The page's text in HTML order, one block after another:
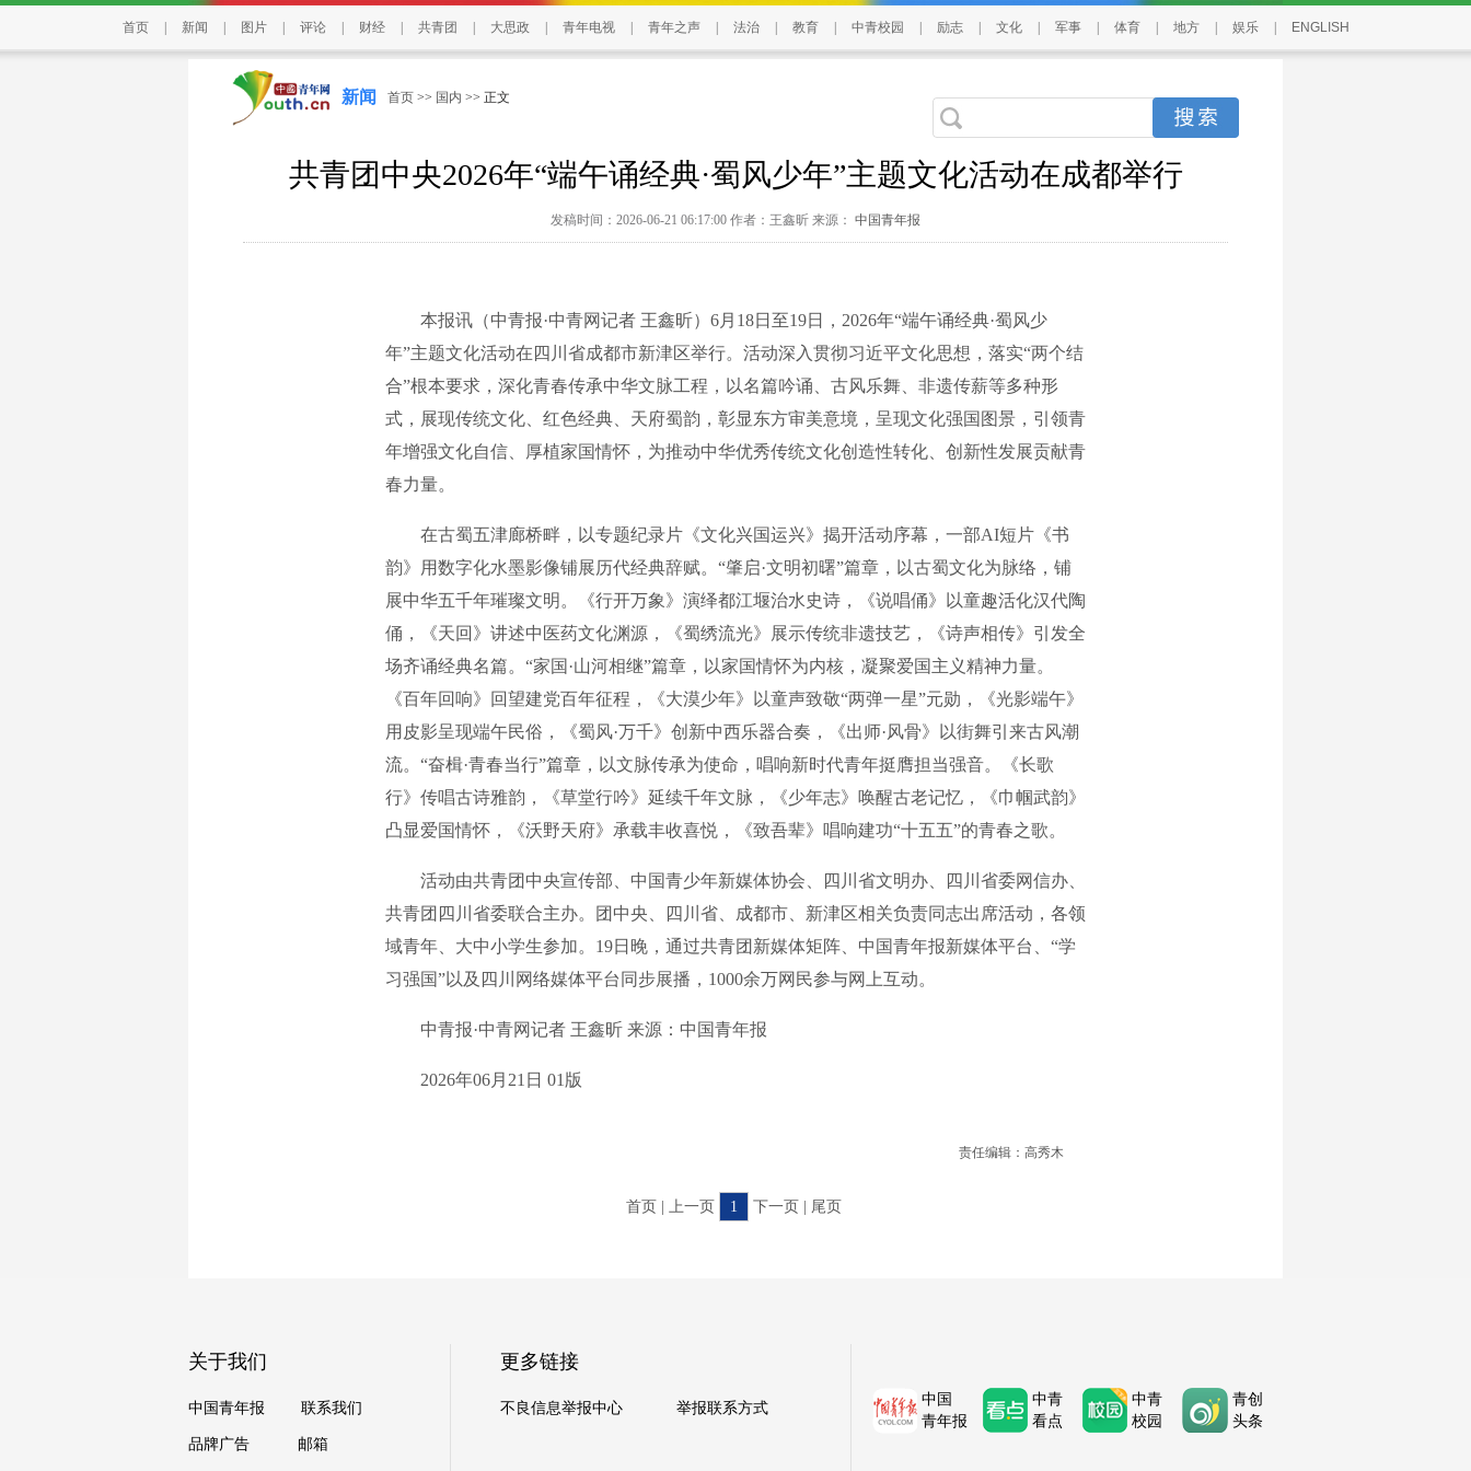
首页 新闻 图片 评论 财经 共青团 大思政 青年电视 青年之声 法治 教育 中青校园 励志 文化 军事 体育 地方 娱乐 ENGLISH
新闻 首页 >> 国内 >> 正文
共青团中央2026年“端午诵经典·蜀风少年”主题文化活动在成都举行
发稿时间：2026-06-21 06:17:00 作者：王鑫昕 来源： 中国青年报
本报讯（中青报·中青网记者 王鑫昕）6月18日至19日，2026年“端午诵经典·蜀风少
年”主题文化活动在四川省成都市新津区举行。活动深入贯彻习近平文化思想，落实“两个结
合”根本要求，深化青春传承中华文脉工程，以名篇吟诵、古风乐舞、非遗传薪等多种形
式，展现传统文化、红色经典、天府蜀韵，彰显东方审美意境，呈现文化强国图景，引领青
年增强文化自信、厚植家国情怀，为推动中华优秀传统文化创造性转化、创新性发展贡献青
春力量。
在古蜀五津廊桥畔，以专题纪录片《文化兴国运兴》揭开活动序幕，一部AI短片《书
韵》用数字化水墨影像铺展历代经典辞赋。“肇启·文明初曙”篇章，以古蜀文化为脉络，铺
展中华五千年璀璨文明。《行开万象》演绎都江堰治水史诗，《说唱俑》以童趣活化汉代陶
俑，《天回》讲述中医药文化渊源，《蜀绣流光》展示传统非遗技艺，《诗声相传》引发全
场齐诵经典名篇。“家国·山河相继”篇章，以家国情怀为内核，凝聚爱国主义精神力量。
《百年回响》回望建党百年征程，《大漠少年》以童声致敬“两弹一星”元勋，《光影端午》
用皮影呈现端午民俗，《蜀风·万千》创新中西乐器合奏，《出师·风骨》以街舞引来古风潮
流。“奋楫·青春当行”篇章，以文脉传承为使命，唱响新时代青年挺膺担当强音。《长歌
行》传唱古诗雅韵，《草堂行吟》延续千年文脉，《少年志》唤醒古老记忆，《巾帼武韵》
凸显爱国情怀，《沃野天府》承载丰收喜悦，《致吾辈》唱响建功“十五五”的青春之歌。
活动由共青团中央宣传部、中国青少年新媒体协会、四川省文明办、四川省委网信办、
共青团四川省委联合主办。团中央、四川省、成都市、新津区相关负责同志出席活动，各领
域青年、大中小学生参加。19日晚，通过共青团新媒体矩阵、中国青年报新媒体平台、“学
习强国”以及四川网络媒体平台同步展播，1000余万网民参与网上互动。
中青报·中青网记者 王鑫昕 来源：中国青年报
2026年06月21日 01版
责任编辑：高秀木
首页 | 上一页 1 下一页 | 尾页
关于我们
中国青年报 联系我们
品牌广告 邮箱
更多链接
不良信息举报中心 举报联系方式
中国
青年报
中青
看点
中青
校园
青创
头条